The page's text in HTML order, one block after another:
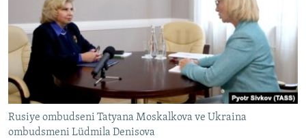
Rusiye ombudseni Tatyana Moskalkova ve Ukraina
ombudsmeni Lüdmila Denisova